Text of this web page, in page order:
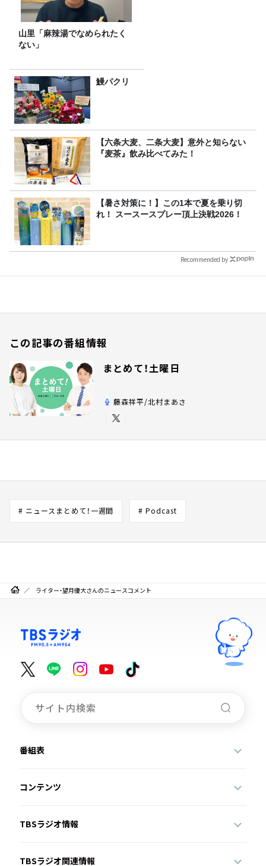
山里「麻辣湯でなめられたく
ない」
鰻パクリ
【六条大麦、二条大麦】意外と知らない
『麦茶』飲み比べてみた！
【暑さ対策に！】この1本で夏を乗り切
れ！ スースースプレー頂上決戦2026！
Recommended by
この記事の番組情報
まとめて！土曜日
藤森祥平/北村まあさ
# ニュースまとめて！一週間 # Podcast
ライター・望月優大さんのニュースコメント
番組表
コンテンツ
TBSラジオ情報
TBSラジオ関連情報